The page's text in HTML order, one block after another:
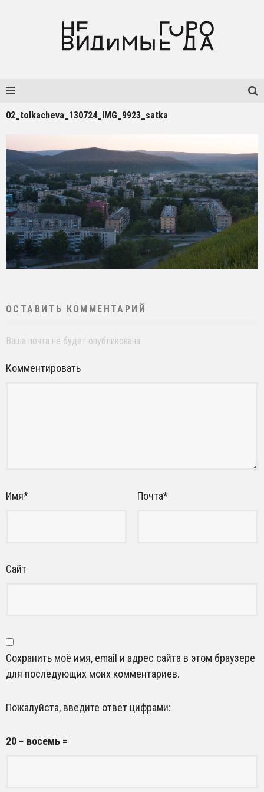
02_tolkacheva_130724_IMG_9923_satka
ОСТАВИТЬ КОММЕНТАРИЙ
Ваша почта не будет опубликована
Комментировать
Имя* Почта*
Сайт
Сохранить моё имя, email и адрес сайта в этом браузере
для последующих моих комментариев.
Пожалуйста, введите ответ цифрами:
20 − восемь =